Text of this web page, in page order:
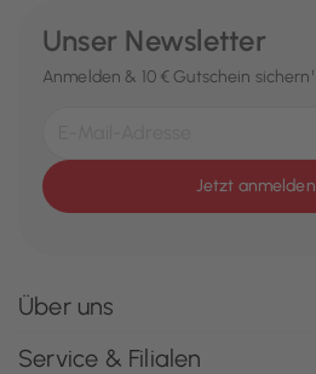
Unser Newsletter
Anmelden & 10 € Gutschein sichern¹
Jetzt anmelden
Über uns
Service & Filialen